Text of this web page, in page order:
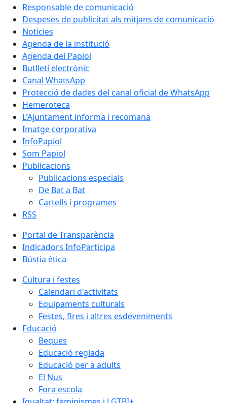
Responsable de comunicació
Despeses de publicitat als mitjans de comunicació
Noticies
Agenda de la institució
Agenda del Papiol
Butlletí electrònic
Canal WhatsApp
Protecció de dades del canal oficial de WhatsApp
Hemeroteca
L'Ajuntament informa i recomana
Imatge corporativa
InfoPapiol
Som Papiol
Publicacions
Publicacions especials
De Bat a Bat
Cartells i programes
RSS
Portal de Transparència
Indicadors InfoParticipa
Bústia ètica
Cultura i festes
Calendari d'activitats
Equipaments culturals
Festes, fires i altres esdeveniments
Educació
Beques
Educació reglada
Educació per a adults
El Nus
Fora escola